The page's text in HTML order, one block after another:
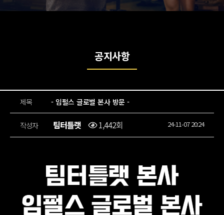
공지사항
제목 - 임펄스 글로벌 본사 방문 -
작성자 팀터틀랫 1,442회 24-11-07 20:24